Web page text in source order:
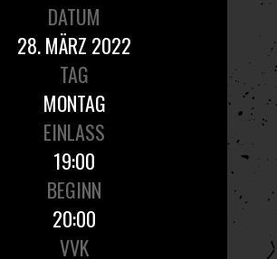
DATUM
28. MÄRZ 2022
TAG
MONTAG
EINLASS
19:00
BEGINN
20:00
VVK